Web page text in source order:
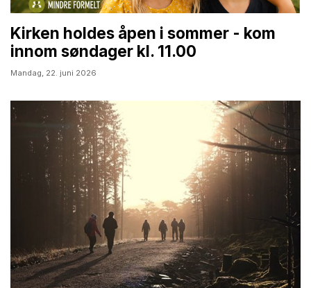
Kirken holdes åpen i sommer - kom
innom søndager kl. 11.00
Mandag, 22. juni 2026